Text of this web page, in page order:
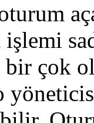
işlemi
bir çok